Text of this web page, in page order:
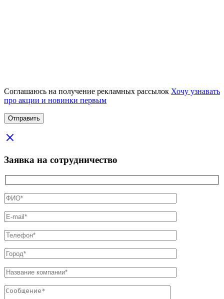
Соглашаюсь на получение рекламных рассылок Хочу узнавать
про акции и новинки первым
Заявка на сотрудничество